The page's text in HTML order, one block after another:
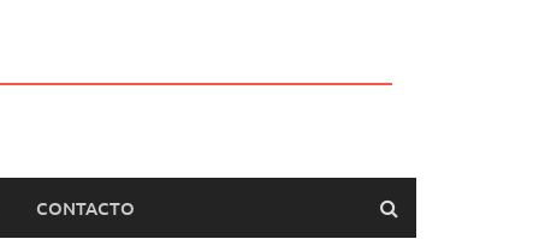
CONTACTO